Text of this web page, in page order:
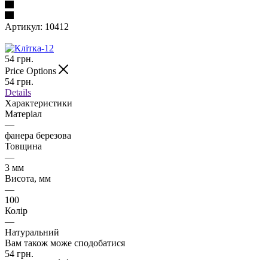
Артикул: 10412
54 грн.
Price Options
54 грн.
Details
Характеристики
Матеріал
—
фанера березова
Товщина
—
3 мм
Висота, мм
—
100
Колір
—
Натуральний
Вам також може сподобатися
54 грн.